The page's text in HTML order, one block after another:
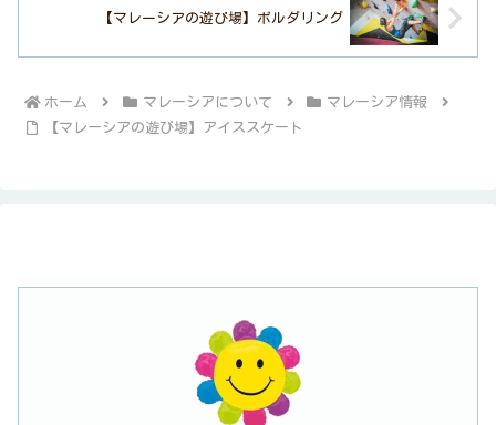
【マレーシアの遊び場】ボルダリング
ホーム マレーシアについて
マレーシア情報
【マレーシアの遊び場】アイススケート